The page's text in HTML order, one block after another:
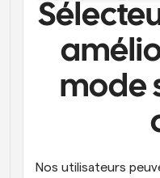
mode
Nos utilisateurs